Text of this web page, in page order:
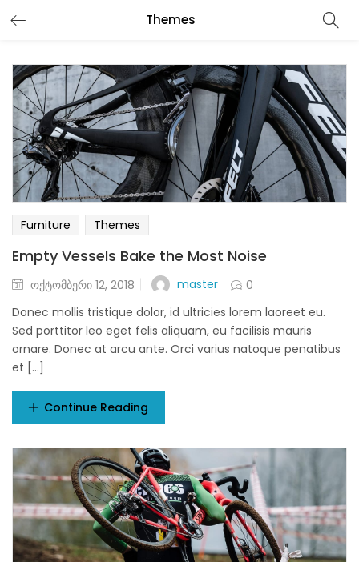
Themes
Furniture Themes
Empty Vessels Bake the Most Noise
Posted
ოქტომბერი 12, 2018 master
0
Donec mollis tristique dolor, id ultricies lorem laoreet eu.
Sed porttitor leo eget felis aliquam, eu facilisis mauris
ornare. Donec at arcu ante. Orci varius natoque penatibus
et [...]
Continue Reading